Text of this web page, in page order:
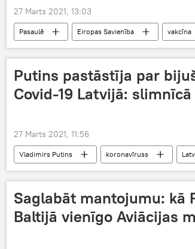
27 Marts 2021, 13:03
Pasaulē Eiropas Savienība vakcīna
Putins pastāstīja par
Covid-19 Latvijā:
27 Marts 2021, 11:56
Vladimirs Putins koronavīruss
Saglabāt mantojumu: kā
Baltijā vienīgo Aviācijas